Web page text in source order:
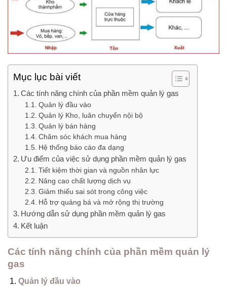
Mục lục bài viết
Các tính năng chính của phần mềm quản lý gas
Quản lý đầu vào
Quản lý Kho, luân chuyển nội bộ
Quản lý bán hàng
Chăm sóc khách mua hàng
Hệ thống báo cáo đa dạng
Ưu điểm của việc sử dụng phần mềm quản lý gas
Tiết kiệm thời gian và nguồn nhân lực
Nâng cao chất lượng dịch vụ
Giảm thiểu sai sót trong công việc
Hỗ trợ quảng bá và mở rộng thị trường
Hướng dẫn sử dụng phần mềm quản lý gas
Kết luận
Các tính năng chính của phần mềm quản lý
gas
Quản lý đầu vào